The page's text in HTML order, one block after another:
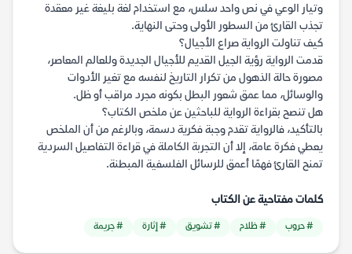
وتيار الوعي في نص واحد سلس، مع استخدام لغة بليغة غير معقدة
تجذب القارئ من السطور الأولى وحتى النهاية.
كيف تناولت الرواية صراع الأجيال؟
قدمت الرواية رؤية الجيل القديم للأجيال الجديدة وللعالم المعاصر،
مصورة حالة الذهول من تكرار التاريخ لنفسه مع تغير الأدوات
والوسائل، مما عمق شعور البطل بكونه مجرد مراقب أو ظل.
هل تنصح بقراءة الرواية للباحثين عن ملخص الكتاب؟
بالتأكيد، فالرواية تقدم وجبة فكرية دسمة، وبالرغم من أن الملخص
يعطي فكرة عامة، إلا أن التجربة الكاملة في قراءة التفاصيل السردية
تمنح القارئ فهمًا أعمق للرسائل الفلسفية المبطنة.
كلمات مفتاحية عن الكتاب
# حروب # ظلام # تشويق # إثارة # جريمة